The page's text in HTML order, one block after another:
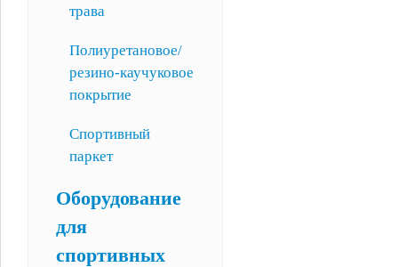
трава
Полиуретановое/
резино-каучуковое
покрытие
Спортивный
паркет
Оборудование
для
спортивных